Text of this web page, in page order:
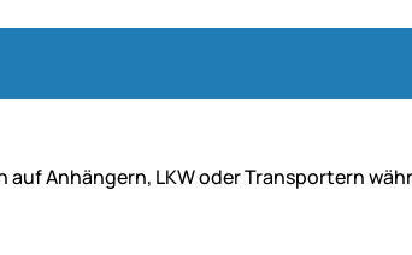
auf Anhängern, LKW oder Transportern